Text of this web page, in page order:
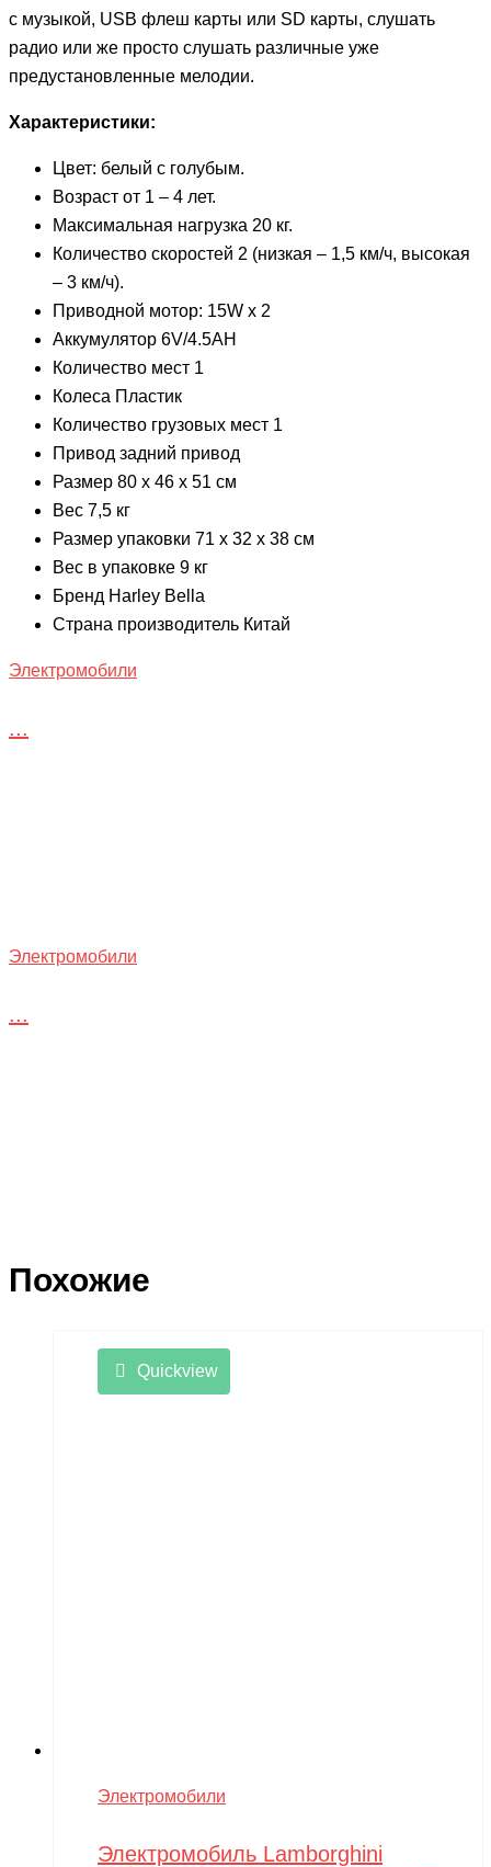
с музыкой, USB флеш карты или SD карты, слушать
радио или же просто слушать различные уже
предустановленные мелодии.
Характеристики:
Цвет: белый с голубым.
Возраст от 1 – 4 лет.
Максимальная нагрузка 20 кг.
Количество скоростей 2 (низкая – 1,5 км/ч, высокая
– 3 км/ч).
Приводной мотор: 15W x 2
Аккумулятор 6V/4.5AH
Количество мест 1
Колеса Пластик
Количество грузовых мест 1
Привод задний привод
Размер 80 х 46 х 51 см
Вес 7,5 кг
Размер упаковки 71 х 32 х 38 см
Вес в упаковке 9 кг
Бренд Harley Bella
Страна производитель Китай
Электромобили
...
Электромобили
...
Похожие
Quickview
Электромобили
Электромобиль Lamborghini